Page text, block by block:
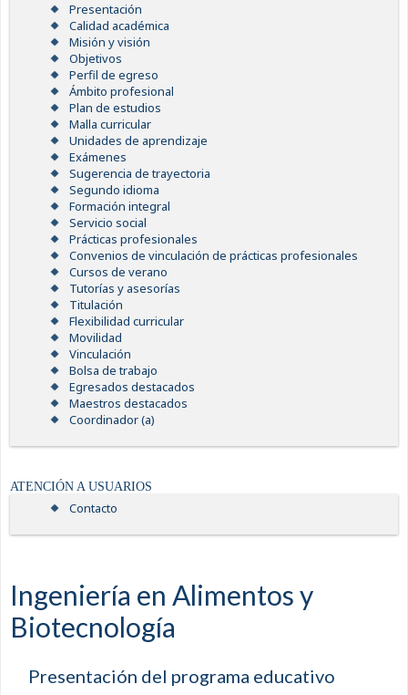
Presentación
Calidad académica
Misión y visión
Objetivos
Perfil de egreso
Ámbito profesional
Plan de estudios
Malla curricular
Unidades de aprendizaje
Exámenes
Sugerencia de trayectoria
Segundo idioma
Formación integral
Servicio social
Prácticas profesionales
Convenios de vinculación de prácticas profesionales
Cursos de verano
Tutorías y asesorías
Titulación
Flexibilidad curricular
Movilidad
Vinculación
Bolsa de trabajo
Egresados destacados
Maestros destacados
Coordinador (a)
ATENCIÓN A USUARIOS
Contacto
Ingeniería en Alimentos y
Biotecnología
Presentación del programa educativo